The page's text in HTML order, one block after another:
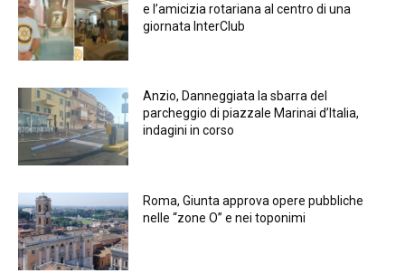
e l’amicizia rotariana al centro di una
giornata InterClub
Anzio, Danneggiata la sbarra del
parcheggio di piazzale Marinai d’Italia,
indagini in corso
Roma, Giunta approva opere pubbliche
nelle “zone O” e nei toponimi